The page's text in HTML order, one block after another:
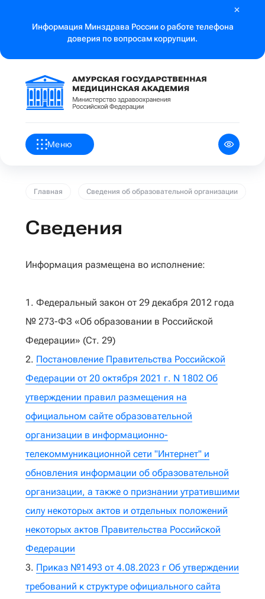
Информация Минздрава России о работе телефона
доверия по вопросам коррупции.
Меню
Главная Сведения об образовательной организации
Сведения
Информация размещена во исполнение:
1. Федеральный закон от 29 декабря 2012 года
№ 273-ФЗ «Об образовании в Российской
Федерации» (Ст. 29)
2. Постановление Правительства Российской
Федерации от 20 октября 2021 г. N 1802 Об
утверждении правил размещения на
официальном сайте образовательной
организации в информационно-
телекоммуникационной сети "Интернет" и
обновления информации об образовательной
организации, а также о признании утратившими
силу некоторых актов и отдельных положений
некоторых актов Правительства Российской
Федерации
3. Приказ №1493 от 4.08.2023 г Об утверждении
требований к структуре официального сайта